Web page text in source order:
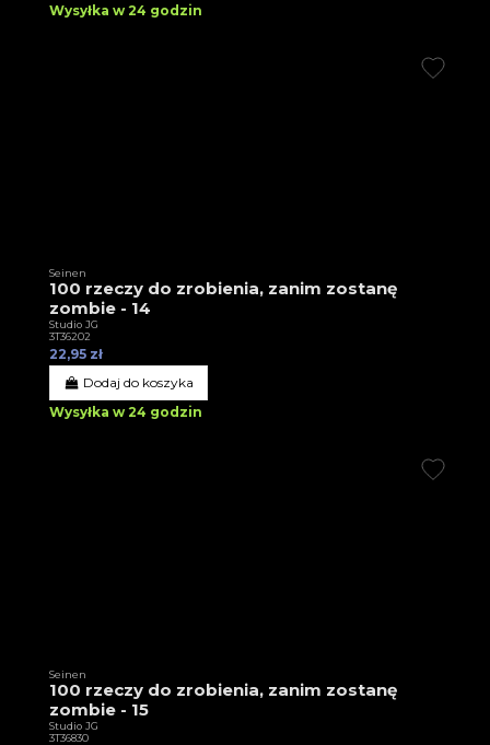
Wysyłka w 24 godzin
Seinen
100 rzeczy do zrobienia, zanim zostanę
zombie - 14
Studio JG
3T36202
22,95 zł
Dodaj do koszyka
Wysyłka w 24 godzin
Seinen
100 rzeczy do zrobienia, zanim zostanę
zombie - 15
Studio JG
3T36830